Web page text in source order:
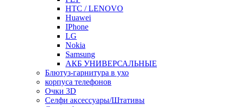
HTC / LENOVO
Huawei
IPhone
LG
Nokia
Samsung
АКБ УНИВЕРСАЛЬНЫЕ
Блютуз-гарнитура в ухо
корпуса телефонов
Очки 3D
Селфи аксессуары/Штативы